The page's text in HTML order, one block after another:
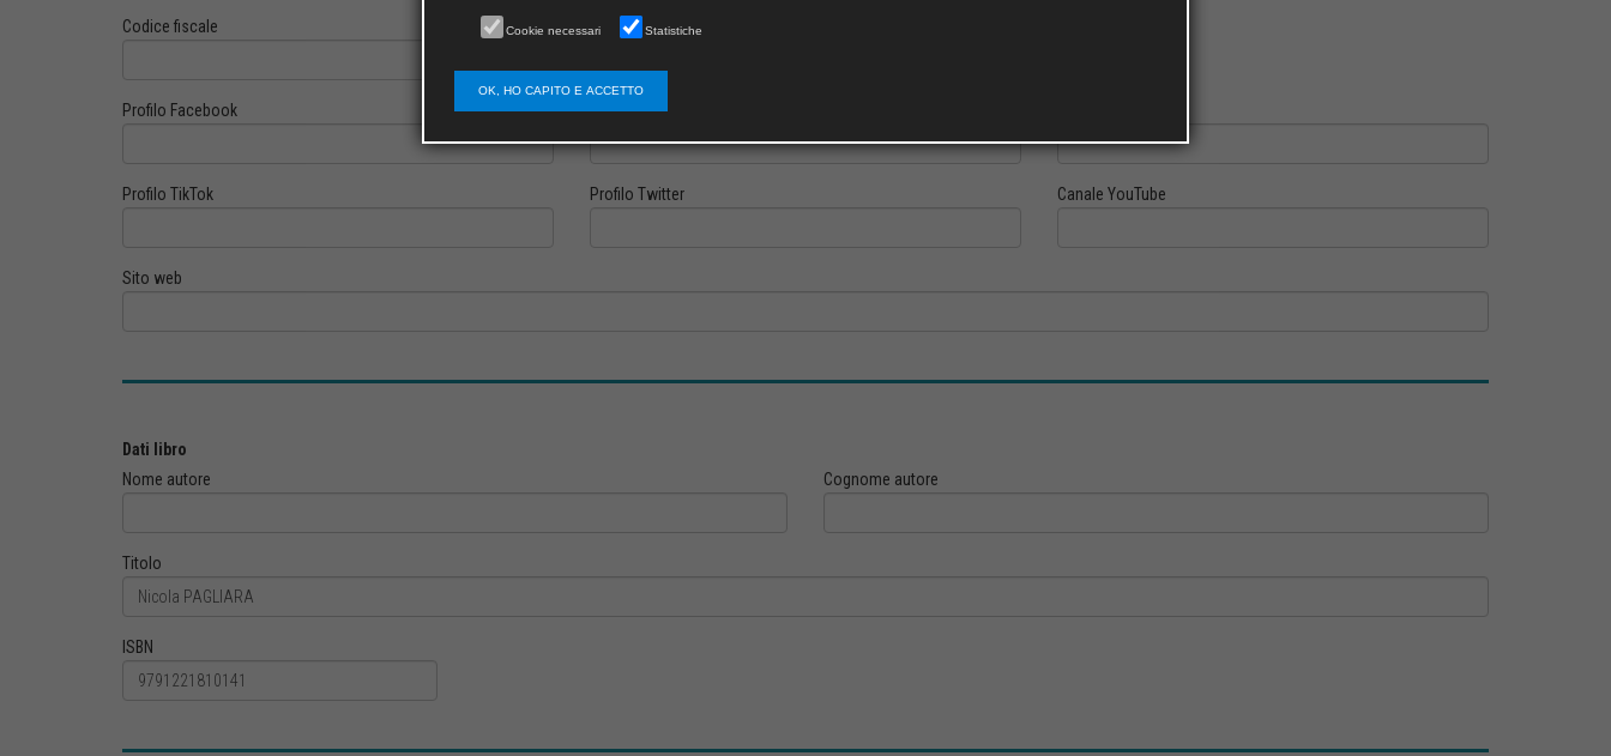
Codice fiscale
Profilo Facebook Profilo Instagram
Profilo TikTok Profilo Twitter Canale YouTube
Sito web
Dati libro
Nome autore
Cognome autore
Titolo
ISBN
Cookie necessari Statistiche
OK, HO CAPITO E ACCETTO